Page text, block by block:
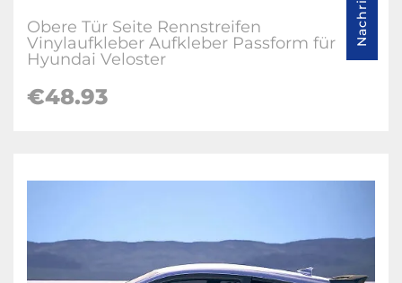
Obere Tür Seite Rennstreifen
Vinylaufkleber Aufkleber Passform für
Hyundai Veloster
€48.93